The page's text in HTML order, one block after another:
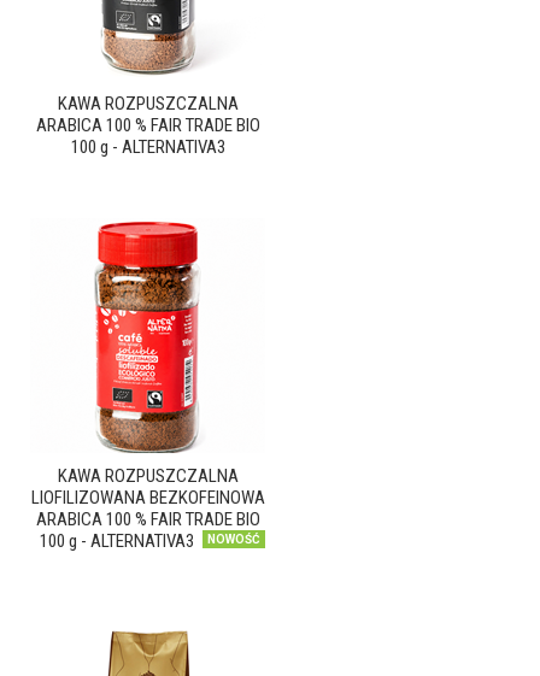
KAWA ROZPUSZCZALNA
ARABICA 100 % FAIR TRADE BIO
100 g - ALTERNATIVA3
KAWA ROZPUSZCZALNA
LIOFILIZOWANA BEZKOFEINOWA
ARABICA 100 % FAIR TRADE BIO
100 g - ALTERNATIVA3
NOWOŚĆ